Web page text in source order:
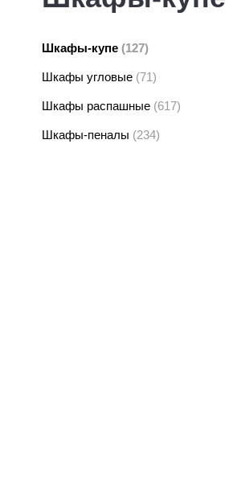
Шкафы-купе (127)
Шкафы угловые (71)
Шкафы распашные (617)
Шкафы-пеналы (234)